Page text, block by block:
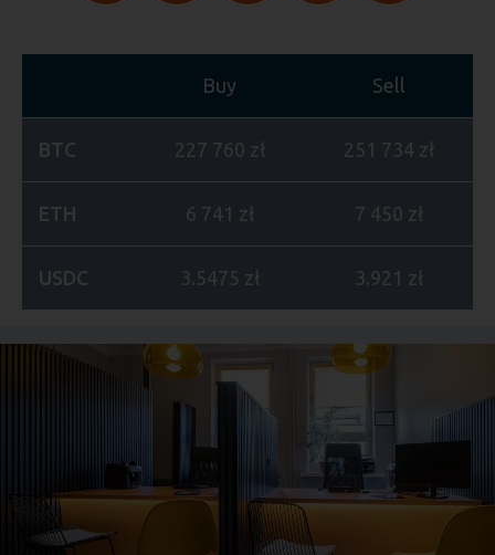
Buy Sell
BTC 227 760 zł 251 734 zł
ETH 6 741 zł 7 450 zł
USDC 3.5475 zł 3.921 zł